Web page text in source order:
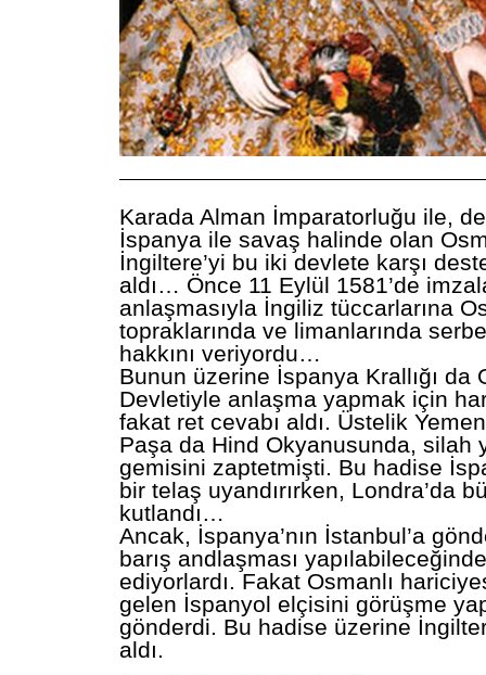
Karada Alman İmparatorluğu ile,
İspanya ile savaş halinde olan
İngiltere’yi bu iki devlete karşı
aldı… Önce 11 Eylül 1581’de
anlaşmasıyla İngiliz tüccarlarına
topraklarında ve limanlarında
hakkını veriyordu…
Bunun üzerine İspanya Krallığı da
Devletiyle anlaşma yapmak için
fakat ret cevabı aldı. Üstelik
Paşa da Hind Okyanusunda, silah
gemisini zaptetmişti. Bu hadise
bir telaş uyandırırken, Londra’da
kutlandı…
Ancak, İspanya’nın İstanbul’a
barış andlaşması
ediyorlardı. Fakat Osmanlı
gelen İspanyol elçisini görüşme
gönderdi. Bu hadise üzerine
aldı.